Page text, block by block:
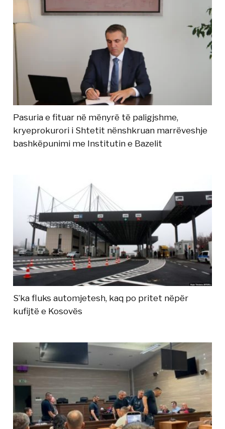
Pasuria e fituar në mënyrë të paligjshme,
kryeprokurori i Shtetit nënshkruan marrëveshje
bashkëpunimi me Institutin e Bazelit
S’ka fluks automjetesh, kaq po pritet nëpër
kufijtë e Kosovës